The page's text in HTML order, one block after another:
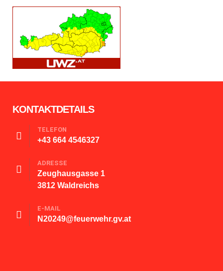
KONTAKTDETAILS
TELEFON
+43 664 4546327
ADRESSE
Zeughausgasse 1
3812 Waldreichs
E-MAIL
N20249@feuerwehr.gv.at